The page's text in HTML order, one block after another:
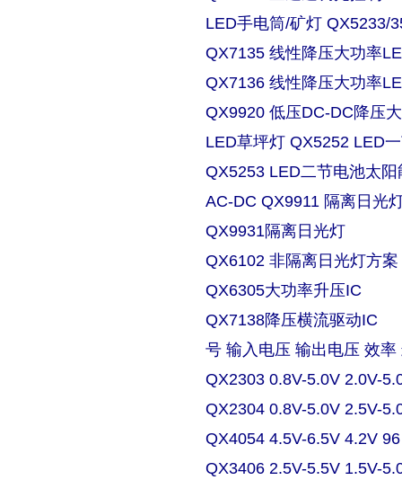
LED手电筒/矿灯 QX5233/
QX7135 线性降压大功率
QX7136 线性降压大功率
QX9920 低压DC-DC降压
LED草坪灯 QX5252 LED
QX5253 LED二节电池太
AC-DC QX9911 隔离日光
QX9931隔离日光灯
QX6102 非隔离日光灯方案
QX6305大功率升压IC
QX7138降压横流驱动IC
号 输入电压 输出电压 效率
QX2303 0.8V-5.0V 2.0V-
QX2304 0.8V-5.0V 2.5V-
QX4054 4.5V-6.5V 4.2V
QX3406 2.5V-5.5V 1.5V-